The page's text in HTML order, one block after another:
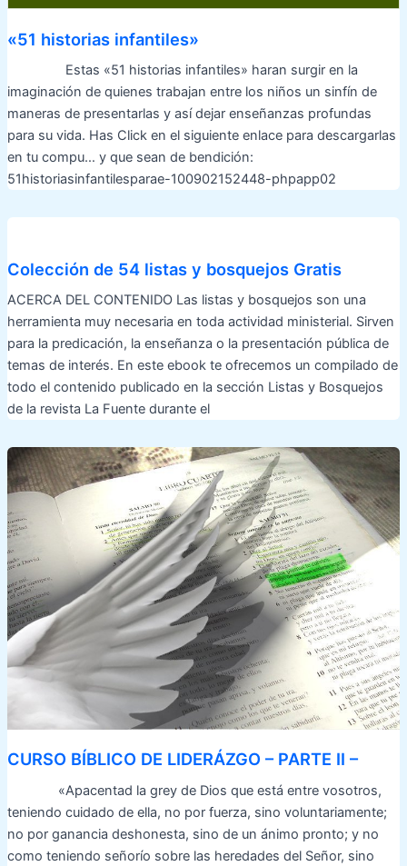
«51 historias infantiles»
Estas «51 historias infantiles» haran surgir en la
imaginación de quienes trabajan entre los niños un sinfín de
maneras de presentarlas y así dejar enseñanzas profundas
para su vida. Has Click en el siguiente enlace para descargarlas
en tu compu… y que sean de bendición:
51historiasinfantilesparae-100902152448-phpapp02
Colección de 54 listas y bosquejos Gratis
ACERCA DEL CONTENIDO Las listas y bosquejos son una
herramienta muy necesaria en toda actividad ministerial. Sirven
para la predicación, la enseñanza o la presentación pública de
temas de interés. En este ebook te ofrecemos un compilado de
todo el contenido publicado en la sección Listas y Bosquejos
de la revista La Fuente durante el
CURSO BÍBLICO DE LIDERÁZGO – PARTE II –
«Apacentad la grey de Dios que está entre vosotros,
teniendo cuidado de ella, no por fuerza, sino voluntariamente;
no por ganancia deshonesta, sino de un ánimo pronto; y no
como teniendo señorío sobre las heredades del Señor, sino